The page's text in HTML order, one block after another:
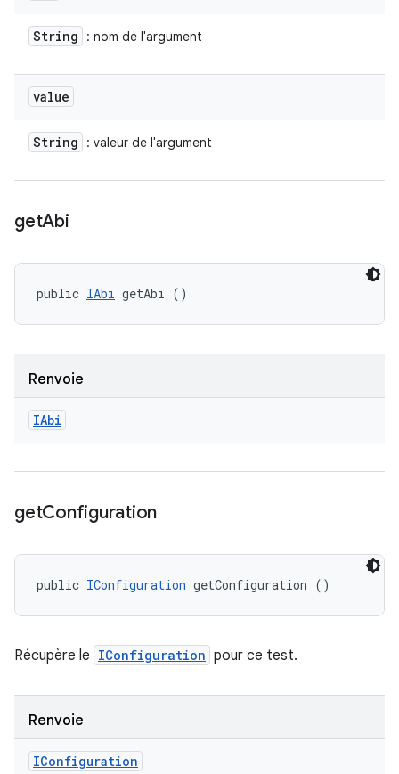
String : nom de l'argument
value
String : valeur de l'argument
getAbi
public IAbi getAbi ()
Renvoie
IAbi
getConfiguration
public IConfiguration getConfiguration ()
Récupère le IConfiguration pour ce test.
Renvoie
IConfiguration